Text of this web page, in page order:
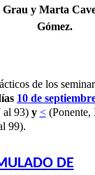
Grau y Marta
Gómez.
de los
10 de
al 93) y <(Ponente,
99).
DE